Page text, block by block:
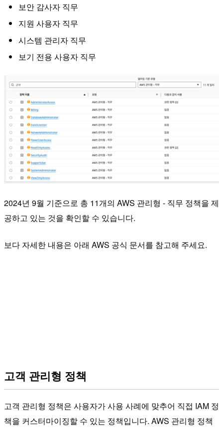
보안 감사자 직무
지원 사용자 직무
시스템 관리자 직무
보기 전용 사용자 직무
2024년 9월 기준으로 총 11개의 AWS 관리형 - 직무 정책을 제
공하고 있는 것을 확인할 수 있습니다.
보다 자세한 내용은 아래 AWS 공식 문서를 참고해 주세요.
고객 관리형 정책
고객 관리형 정책은 사용자가 사용 사례에 맞추어 직접 IAM 정
책을 커스터마이징할 수 있는 정책입니다. AWS 관리형 정책